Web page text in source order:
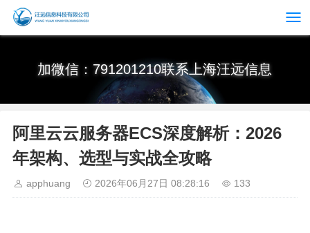
加微信：791201210联系上海汪远信息
阿里云云服务器ECS深度解析：2026
年架构、选型与实战全攻略
apphuang 2026年06月27日 08:28:16 133